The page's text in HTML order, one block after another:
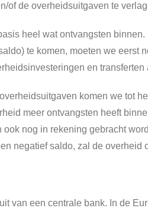
of de overheidsuitgaven te
heel wat ontvangsten
te komen, moeten we
en
komen we tot
meer ontvangsten heeft
ook nog in rekening gebracht
negatief saldo, zal de
van een centrale bank. In de